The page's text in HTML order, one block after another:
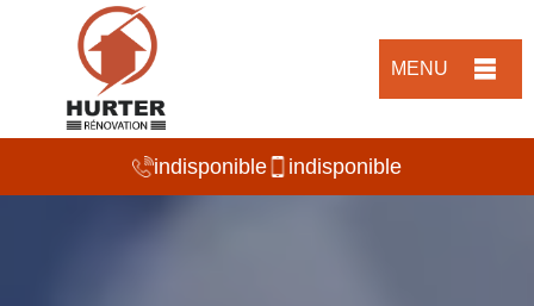
MENU
indisponible indisponible